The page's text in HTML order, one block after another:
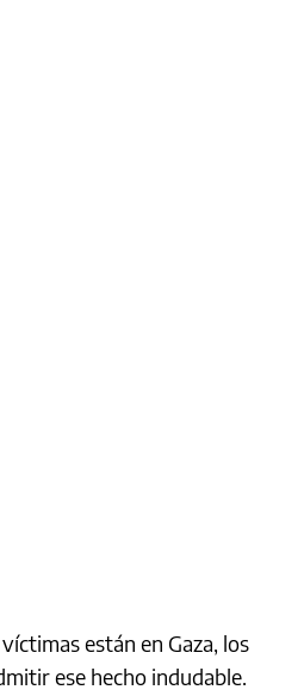
están en Gaza, los
ese hecho indudable.